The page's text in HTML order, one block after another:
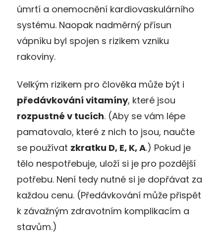
úmrtí a onemocnění kardiovaskulárního
systému. Naopak nadměrný přísun
vápníku byl spojen s rizikem vzniku
rakoviny.
Velkým rizikem pro člověka může být i
předávkování vitamíny, které jsou
rozpustné v tucích. (Aby se vám lépe
pamatovalo, které z nich to jsou, naučte
se používat zkratku D, E, K, A.) Pokud je
tělo nespotřebuje, uloží si je pro pozdější
potřebu. Není tedy nutné si je dopřávat za
každou cenu. (Předávkování může přispět
k závažným zdravotním komplikacím a
stavům.)